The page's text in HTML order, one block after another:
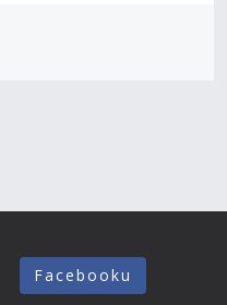
Facebooku